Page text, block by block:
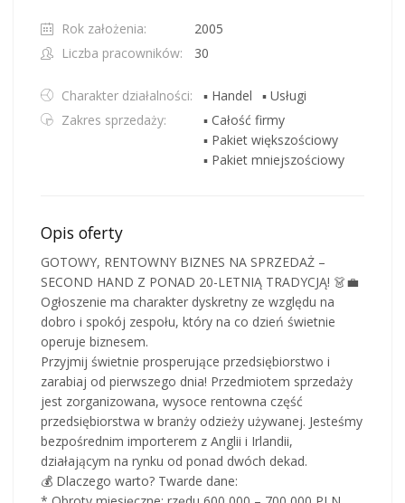
Rok założenia:
2005
Liczba pracowników:
30
Charakter działalności: ▪ Handel
▪ Usługi
Zakres sprzedaży:
▪ Całość firmy
▪ Pakiet większościowy
▪ Pakiet mniejszościowy
Opis oferty
GOTOWY, RENTOWNY BIZNES NA SPRZEDAŻ –
SECOND HAND Z PONAD 20-LETNIĄ TRADYCJĄ! 👗💼
Ogłoszenie ma charakter dyskretny ze względu na
dobro i spokój zespołu, który na co dzień świetnie
operuje biznesem.
Przyjmij świetnie prosperujące przedsiębiorstwo i
zarabiaj od pierwszego dnia! Przedmiotem sprzedaży
jest zorganizowana, wysoce rentowna część
przedsiębiorstwa w branży odzieży używanej. Jesteśmy
bezpośrednim importerem z Anglii i Irlandii,
działającym na rynku od ponad dwóch dekad.
💰 Dlaczego warto? Twarde dane: